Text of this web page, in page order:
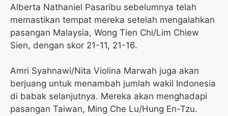
Alberta Nathaniel Pasaribu sebelumnya telah
memastikan tempat mereka setelah mengalahkan
pasangan Malaysia, Wong Tien Chi/Lim Chiew
Sien, dengan skor 21-11, 21-16.
Amri Syahnawi/Nita Violina Marwah juga akan
berjuang untuk menambah jumlah wakil Indonesia
di babak selanjutnya. Mereka akan menghadapi
pasangan Taiwan, Ming Che Lu/Hung En-Tzu.